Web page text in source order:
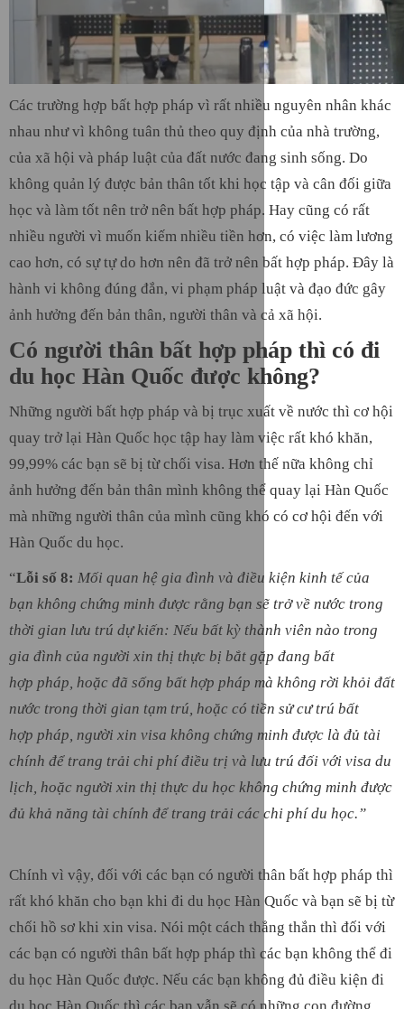
Các trường hợp bất hợp pháp vì rất nhiều nguyên nhân khác
nhau như vì không tuân thủ theo quy định của nhà trường,
của xã hội và pháp luật của đất nước đang sinh sống. Do
không quản lý được bản thân tốt khi học tập và cân đối giữa
học và làm tốt nên trở nên bất hợp pháp. Hay cũng có rất
nhiều người vì muốn kiếm nhiều tiền hơn, có việc làm lương
cao hơn, có sự tự do hơn nên đã trở nên bất hợp pháp. Đây là
hành vi không đúng đắn, vi phạm pháp luật và đạo đức gây
ảnh hưởng đến bản thân, người thân và cả xã hội.
Có người thân bất hợp pháp thì có đi
du học Hàn Quốc được không?
Những người bất hợp pháp và bị trục xuất về nước thì cơ hội
quay trở lại Hàn Quốc học tập hay làm việc rất khó khăn,
99,99% các bạn sẽ bị từ chối visa. Hơn thế nữa không chỉ
ảnh hưởng đến bản thân mình không thể quay lại Hàn Quốc
mà những người thân của mình cũng khó có cơ hội đến với
Hàn Quốc du học.
“Lỗi số 8: Mối quan hệ gia đình và điều kiện kinh tế của
bạn không chứng minh được rằng bạn sẽ trở về nước trong
thời gian lưu trú dự kiến: Nếu bất kỳ thành viên nào trong
gia đình của người xin thị thực bị bắt gặp đang bất
hợp pháp, hoặc đã sống bất hợp pháp mà không rời khỏi đất
nước trong thời gian tạm trú, hoặc có tiền sử cư trú bất
hợp pháp, người xin visa không chứng minh được là đủ tài
chính để trang trải chi phí điều trị và lưu trú đối với visa du
lịch, hoặc người xin thị thực du học không chứng minh được
đủ khả năng tài chính để trang trải các chi phí du học.”
Chính vì vậy, đối với các bạn có người thân bất hợp pháp thì
rất khó khăn cho bạn khi đi du học Hàn Quốc và bạn sẽ bị từ
chối hồ sơ khi xin visa. Nói một cách thẳng thắn thì đối với
các bạn có người thân bất hợp pháp thì các bạn không thể đi
du học Hàn Quốc được. Nếu các bạn không đủ điều kiện đi
du học Hàn Quốc thì các bạn vẫn sẽ có những con đường